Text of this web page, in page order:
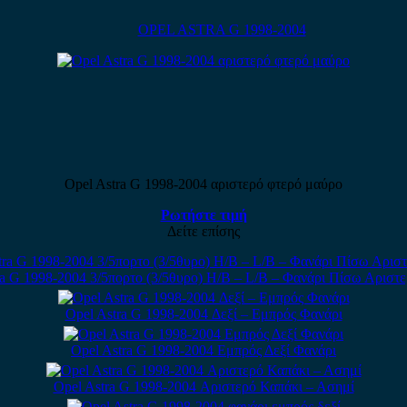
OPEL ASTRA G 1998-2004
Opel Astra G 1998-2004 αριστερό φτερό μαύρο
Ρωτήστε τιμή
Δείτε επίσης
G 1998-2004 3/5πορτο (3/5θυρο) H/B – L/B – Φανάρι Πίσω
Opel Astra G 1998-2004 Δεξί – Εμπρός Φανάρι
Opel Astra G 1998-2004 Εμπρός Δεξί Φανάρι
Opel Astra G 1998-2004 Αριστερό Καπάκι – Ασημί